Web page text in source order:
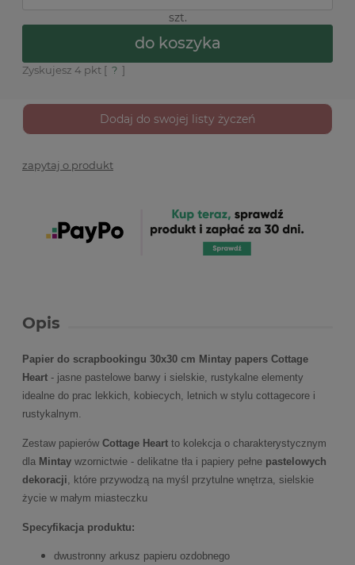
szt.
do koszyka
Zyskujesz 4 pkt [ ? ]
Dodaj do swojej listy życzeń
zapytaj o produkt
Opis
Papier do scrapbookingu 30x30 cm Mintay papers Cottage
Heart - jasne pastelowe barwy i sielskie, rustykalne elementy
idealne do prac lekkich, kobiecych, letnich w stylu cottagecore i
rustykalnym.
Zestaw papierów Cottage Heart to kolekcja o charakterystycznym
dla Mintay wzornictwie - delikatne tła i papiery pełne pastelowych
dekoracji , które przywodzą na myśl przytulne wnętrza, sielskie
życie w małym miasteczku
Specyfikacja produktu:
dwustronny arkusz papieru ozdobnego